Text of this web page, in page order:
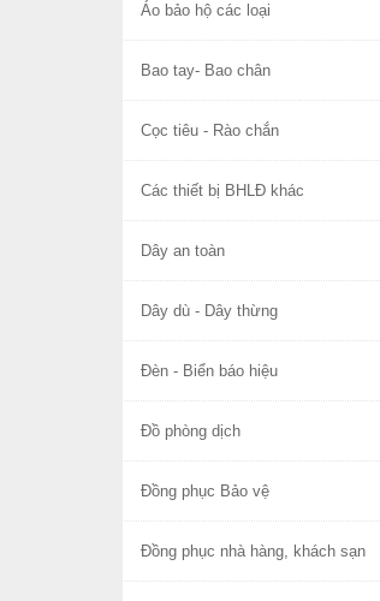
Áo bảo hộ các loại
Bao tay- Bao chân
Cọc tiêu - Rào chắn
Các thiết bị BHLĐ khác
Dây an toàn
Dây dù - Dây thừng
Đèn - Biển báo hiệu
Đồ phòng dịch
Đồng phục Bảo vệ
Đồng phục nhà hàng, khách sạn